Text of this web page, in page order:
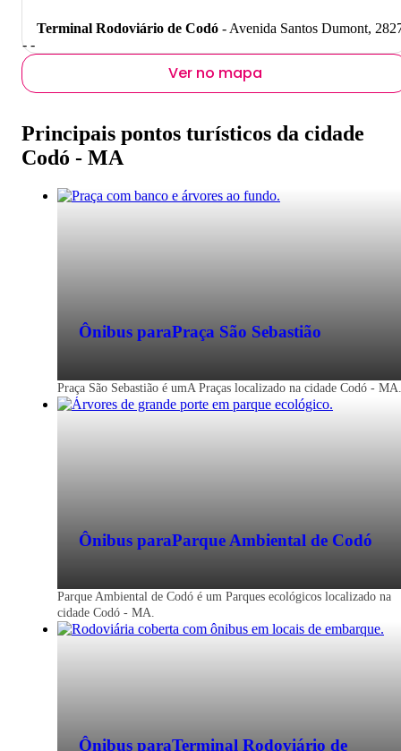
Terminal Rodoviário de Codó - Avenida Santos Dumont,
- -
Ver no mapa
Principais pontos turísticos da cidade
Codó - MA
Ônibus paraPraça São Sebastião
Praça São Sebastião é umA Praças localizado na cidade Codó - MA.
Ônibus paraParque Ambiental de Codó
Parque Ambiental de Codó é um Parques ecológicos localizado na
cidade Codó - MA.
Ônibus paraTerminal Rodoviário de